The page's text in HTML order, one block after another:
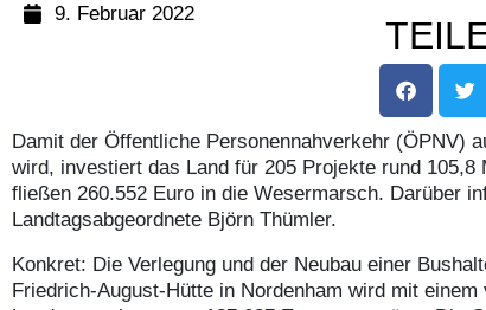
9. Februar 2022
Damit der Öffentliche Personennahverkehr (ÖPNV)
wird, investiert das Land für 205 Projekte rund 105,8
fließen 260.552 Euro in die Wesermarsch. Darüber
Landtagsabgeordnete Björn Thümler.
Konkret: Die Verlegung und der Neubau einer
Friedrich-August-Hütte in Nordenham wird mit